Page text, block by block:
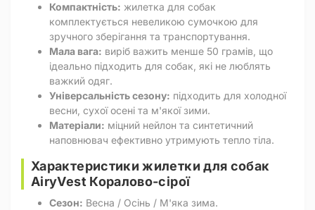
Компактність: жилетка для собак
комплектується невеликою сумочкою для
зручного зберігання та транспортування.
Мала вага: виріб важить менше 50 грамів, що
ідеально підходить для собак, які не люблять
важкий одяг.
Універсальність сезону: підходить для холодної
весни, сухої осені та м'якої зими.
Матеріали: міцний нейлон та синтетичний
наповнювач ефективно утримують тепло тіла.
Характеристики жилетки для собак
AiryVest Коралово-сірої
Сезон: Весна / Осінь / М'яка зима.